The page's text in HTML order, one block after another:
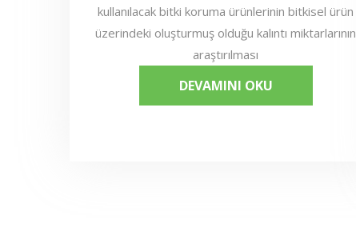
kullanılacak bitki koruma ürünlerinin bitkisel ürün
üzerindeki oluşturmuş olduğu kalıntı miktarlarının
araştırılması
DEVAMINI OKU